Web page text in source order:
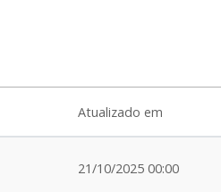
Atualizado em
21/10/2025 00:00